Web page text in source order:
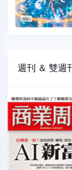
週刊 ＆ 雙週